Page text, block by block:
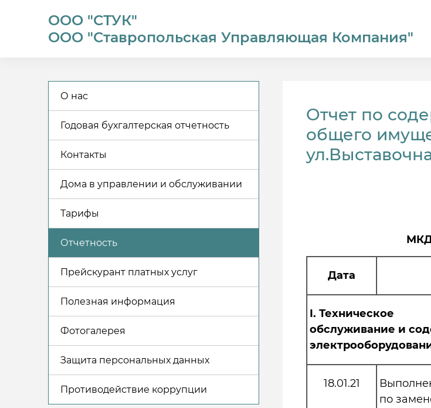
ООО "СТУК"
ООО "Ставропольская Управляющая Компания"
О нас
Годовая бухгалтерская отчетность
Контакты
Дома в управлении и обслуживании
Тарифы
Отчетность
Прейскурант платных услуг
Полезная информация
Фотогалерея
Защита персональных данных
Противодействие коррупции
Отчет по
общего
МКД
Дата
I. Техническое
обслуживание и
18.01.21
по